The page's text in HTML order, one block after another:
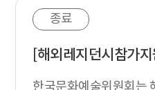
종료